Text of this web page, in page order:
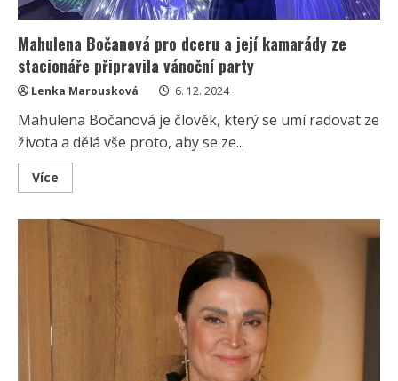
Mahulena Bočanová pro dceru a její kamarády ze
stacionáře připravila vánoční party
Lenka Marousková 6. 12. 2024
Mahulena Bočanová je člověk, který se umí radovat ze
života a dělá vše proto, aby se ze...
Více
more
Bočanová
kamarády
připravila